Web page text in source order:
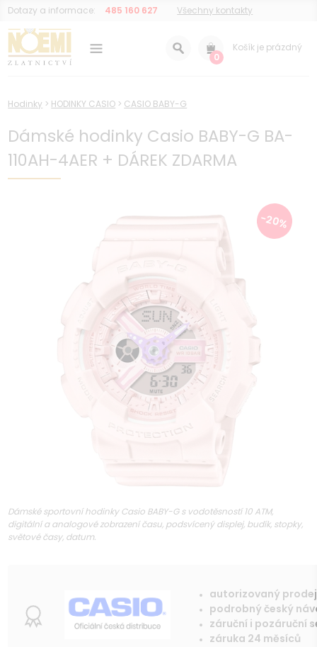
Dotazy a informace: 485 160 627 Všechny kontakty
0
Košík je prázdný
Hodinky > HODINKY CASIO > CASIO BABY-G
Dámské hodinky Casio BABY-G BA-
110AH-4AER + DÁREK ZDARMA
-20%
Dámské sportovní hodinky Casio BABY-G s vodotěsností 10 ATM,
digitální a analogové zobrazení času, podsvícený displej, budík, stopky,
světové časy, datum.
autorizovaný
podrobný český
záruční i pozáruční
záruka 24 měsíců